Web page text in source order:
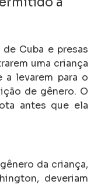
Cuba e presas
uma criança
a levarem para o
de gênero. O
antes que ela
da criança,
deveriam